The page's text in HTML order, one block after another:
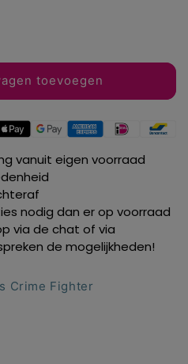
toevoegen
vanuit eigen voorraad
nodig dan er op voorraad
via de chat of via
de mogelijkheden!
Crime Fighter